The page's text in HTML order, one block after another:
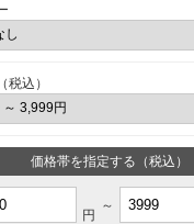
税込）
価格帯を指定する（税込）
円
～